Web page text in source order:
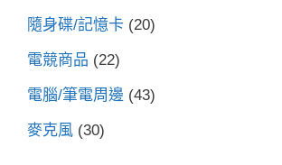
隨身碟/記憶卡 (20)
電競商品 (22)
電腦/筆電周邊 (43)
麥克風 (30)